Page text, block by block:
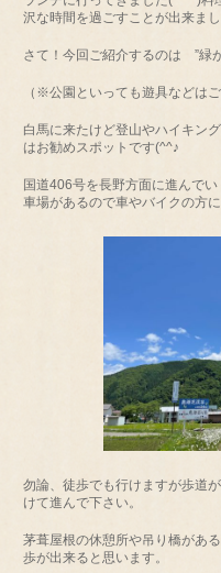
沢な時間を過ごすことが出来まし
さて！今回ご紹介するのは ”緑
（※公園といっても遊具などは
白馬に来たけど登山やハイキン
はお勧めスポットです(^^♪
国道406号を長野方面に進んで
車場があるので車やバイクの方に
勿論、徒歩でも行けますが歩道
けて進んで下さい。
茅葺屋根の休憩所や吊り橋があ
歩が出来ると思います。